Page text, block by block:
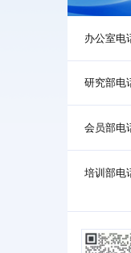
办公室电
研究部电
会员部电
培训部电